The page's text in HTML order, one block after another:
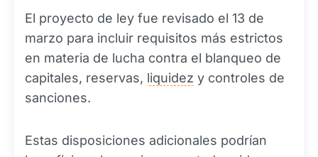
El proyecto de ley fue revisado el 13 de
marzo para incluir requisitos más estrictos
en materia de lucha contra el blanqueo de
capitales, reservas, liquidez y controles de
sanciones.
Estas disposiciones adicionales podrían